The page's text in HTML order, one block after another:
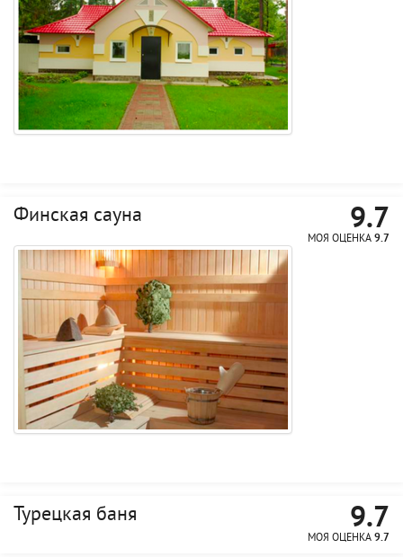
Финская сауна 9.7
МОЯ ОЦЕНКА 9.7
Турецкая баня 9.7
МОЯ ОЦЕНКА 9.7